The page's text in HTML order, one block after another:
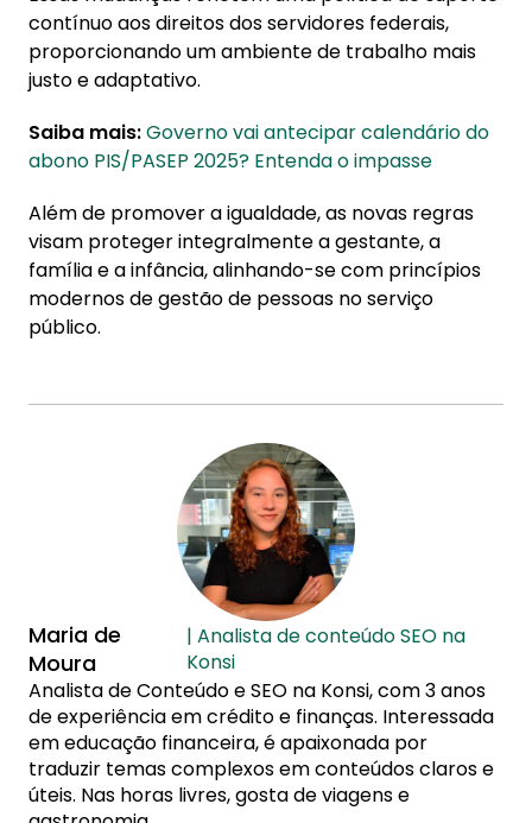
contínuo aos direitos dos servidores federais,
proporcionando um ambiente de trabalho mais
justo e adaptativo.
Saiba mais:Governo vai antecipar calendário do
abono PIS/PASEP 2025? Entenda o impasse
Além de promover a igualdade, as novas regras
visam proteger integralmente a gestante, a
família e a infância, alinhando-se com princípios
modernos de gestão de pessoas no serviço
público.
Maria de
Moura
| Analista de conteúdo SEO na
Konsi
Analista de Conteúdo e SEO na Konsi, com 3 anos
de experiência em crédito e finanças. Interessada
em educação financeira, é apaixonada por
traduzir temas complexos em conteúdos claros e
úteis. Nas horas livres, gosta de viagens e